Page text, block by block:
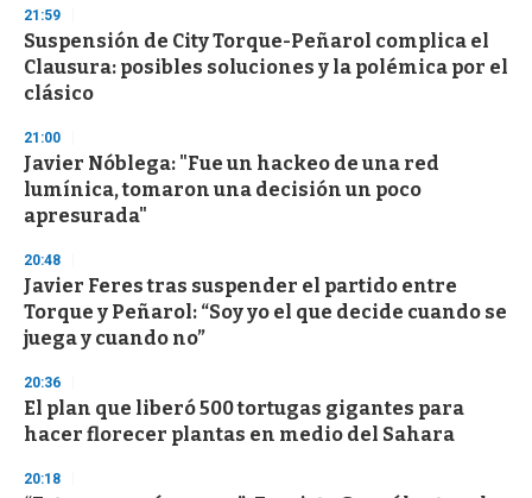
21:59
Suspensión de City Torque-Peñarol complica el
Clausura: posibles soluciones y la polémica por el
clásico
21:00
Javier Nóblega: "Fue un hackeo de una red
lumínica, tomaron una decisión un poco
apresurada"
20:48
Javier Feres tras suspender el partido entre
Torque y Peñarol: “Soy yo el que decide cuando se
juega y cuando no”
20:36
El plan que liberó 500 tortugas gigantes para
hacer florecer plantas en medio del Sahara
20:18